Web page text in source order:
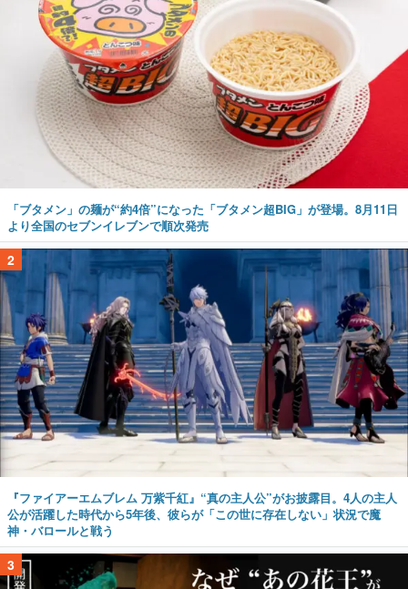
「ブタメン」の麺が“約4倍”になった「ブタメン超BIG」が登場。8月11日
より全国のセブンイレブンで順次発売
2
『ファイアーエムブレム 万紫千紅』“真の主人公”がお披露目。4人の主人
公が活躍した時代から5年後、彼らが「この世に存在しない」状況で魔
神・バロールと戦う
3